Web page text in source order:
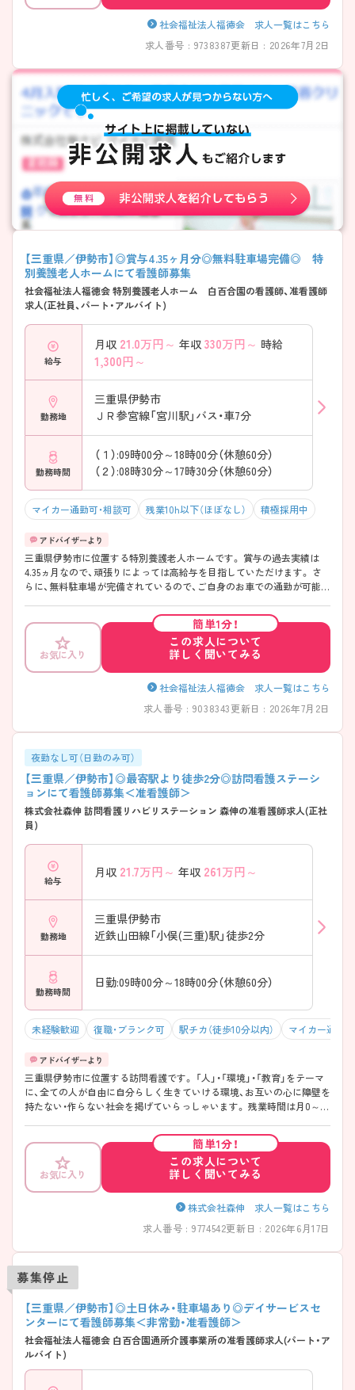
社会福祉法人福徳会 求人一覧はこちら
求人番号 : 9738387更新日 : 2026年7月2日
【三重県／伊勢市】◎賞与4.35ヶ月分◎無料駐車場完備◎ 特
別養護老人ホームにて看護師募集
社会福祉法人福徳会 特別養護老人ホーム 白百合園の看護師、准看護師
求人(正社員、パート・アルバイト)
給与
月収 21.0万円～ 年収 330万円～ 時給
1,300円～
勤務地
三重県伊勢市
ＪＲ参宮線「宮川駅」バス・車7分
勤務時間
（１）:09時00分～18時00分（休憩60分）
（２）:08時30分～17時30分（休憩60分）
マイカー通勤可・相談可 残業10h以下（ほぼなし） 積極採用中
三重県伊勢市に位置する特別養護老人ホームです。 賞与の過去実績は
4.35ヵ月なので、頑張りによっては高給与を目指していただけます。 さ
らに、無料駐車場が完備されているので、ご自身のお車での通勤が可能で
すのでお気軽にお問い合わせくださいませ。
お気に入り
簡単1分！
この求人について
詳しく聞いてみる
社会福祉法人福徳会 求人一覧はこちら
求人番号 : 9038343更新日 : 2026年7月2日
夜勤なし可（日勤のみ可）
【三重県／伊勢市】◎最寄駅より徒歩2分◎訪問看護ステーシ
ョンにて看護師募集＜准看護師＞
株式会社森伸 訪問看護リハビリステーション 森伸の准看護師求人(正社
員)
給与
月収 21.7万円～ 年収 261万円～
勤務地
三重県伊勢市
近鉄山田線「小俣(三重)駅」徒歩2分
勤務時間
日勤:09時00分～18時00分（休憩60分）
未経験歓迎 復職・ブランク可 駅チカ（徒歩10分以内） マイカー通勤
三重県伊勢市に位置する訪問看護です。 「人」・「環境」・「教育」をテーマ
に、全ての人が自由に自分らしく生きていける環境、お互いの心に障壁を
持たない・作らない社会を掲げていらっしゃいます。 残業時間は月0～5
お気に入り
簡単1分！
この求人について
詳しく聞いてみる
株式会社森伸 求人一覧はこちら
求人番号 : 9774542更新日 : 2026年6月17日
募集停止
【三重県／伊勢市】◎土日休み・駐車場あり◎デイサービスセ
ンターにて看護師募集＜非常勤・准看護師＞
社会福祉法人福徳会 白百合園通所介護事業所の准看護師求人(パート・ア
ルバイト)